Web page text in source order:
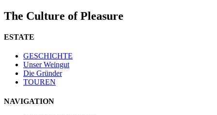
The Culture of Pleasure
ESTATE
GESCHICHTE
Unser Weingut
Die Gründer
TOUREN
NAVIGATION